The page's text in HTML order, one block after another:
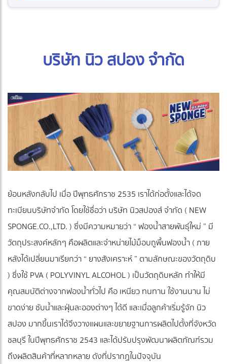
บริษัท นิว สปอง จำกัด
ย้อนหลังกลับไป เมื่อ ปีพุทธศักราช 2535 เราได้ก่อตั้งและได้จด
ทะเบียนบริษัทจำกัด โดยใช้ชื่อว่า บริษัท นิวสปองส์ จำกัด ( NEW
SPONGE.CO.,LTD. ) ซึ่งมีความหมายว่า “ ฟองน้ำสายพันธุ์ใหม่ ” มี
วัตถุประสงค์หลักๆ คือผลิตและจำหน่ายไม้ม็อบถูพื้นฟองน้ำ ( ภาย
หลังได้เปลี่ยนมาเรียกว่า “ ยางสังเคราะห์ ” ตามลักษณะของวัตถุดิบ
) ซึ่งใช้ PVA ( POLYVINYL ALCOHOL ) เป็นวัตถุดิบหลัก ทำให้มี
คุณสมบัติต่างจากฟองน้ำทั่วไป คือ เหนียว ทนทาน ใช้งานนาน ไม่
ขาดง่าย ซับน้ำและฝุ่นละอองต่างๆ ได้ดี และเมื่อลูกค้าเริ่มรู้จัก นิว
สปอง มากขึ้นเราได้จึงวางแผนและขยายฐานการผลิตไปตั้งที่จังหวัด
ชลบุรี ในปีพุทธศักราช 2543 และได้ปรับปรุงพัฒนาผลิตภัณฑ์รวม
ถึงผลิตสินค้าที่หลากหลาย ดังที่ปรากฏในปัจจุบัน